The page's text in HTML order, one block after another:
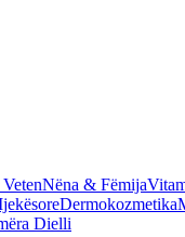
Nëna & Fëmija
Dermokozmetika
Dielli